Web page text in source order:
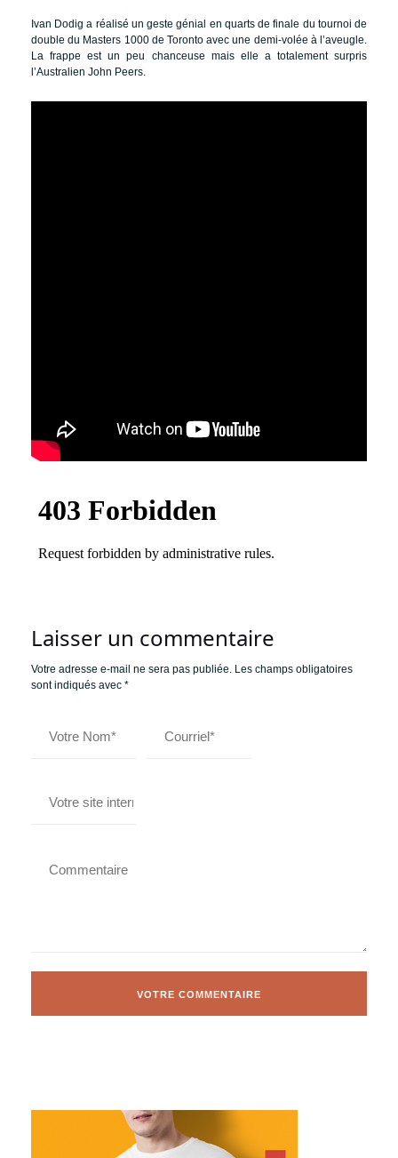
Ivan Dodig a réalisé un geste génial en quarts de finale du tournoi de
double du Masters 1000 de Toronto avec une demi-volée à l’aveugle.
La frappe est un peu chanceuse mais elle a totalement surpris
l’Australien John Peers.
Laisser un commentaire
Votre adresse e-mail ne sera pas publiée. Les champs obligatoires
sont indiqués avec *